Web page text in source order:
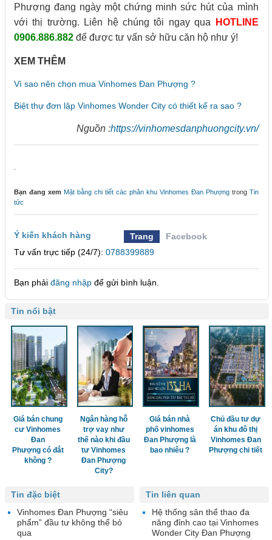
Phượng đang ngày một chứng minh sức hút của mình
với thị trường. Liên hệ chúng tôi ngay qua
HOTLINE
0906.886.882 để được tư vấn sở hữu căn hộ như ý!
XEM THÊM
Vì sao nên chọn mua Vinhomes Đan Phượng ?
Biệt thự đơn lập Vinhomes Wonder City có thiết kế ra sao ?
Nguồn :https://vinhomesdanphuongcity.vn/
.
Bạn đang xem Mặt bằng chi tiết các phân khu Vinhomes Đan Phượngtrong Tin
tức
Ý kiến khách hàng Trang
Facebook
Tư vấn trực tiếp (24/7): 0788399889
Bạn phải đăng nhập để gửi bình luận.
Tin nổi bật
Giá bán chung
cư Vinhomes
Đan
Phượng có đắt
không ?
Ngân hàng hỗ
trợ vay như
thế nào khi đầu
tư Vinhomes
Đan Phượng
City?
Giá bán nhà
phố vinhomes
Đan Phượng là
bao nhiêu ?
Chủ đầu tư dự
án khu đô thị
Vinhomes Đan
Phượng chi tiết
Tin liên quan
Hệ thống sân thể thao đa
năng đỉnh cao tại Vinhomes
Wonder City Đan Phượng
Tin đặc biệt
Vinhomes Đan Phượng “siêu
phẩm” đầu tư không thể bỏ
qua